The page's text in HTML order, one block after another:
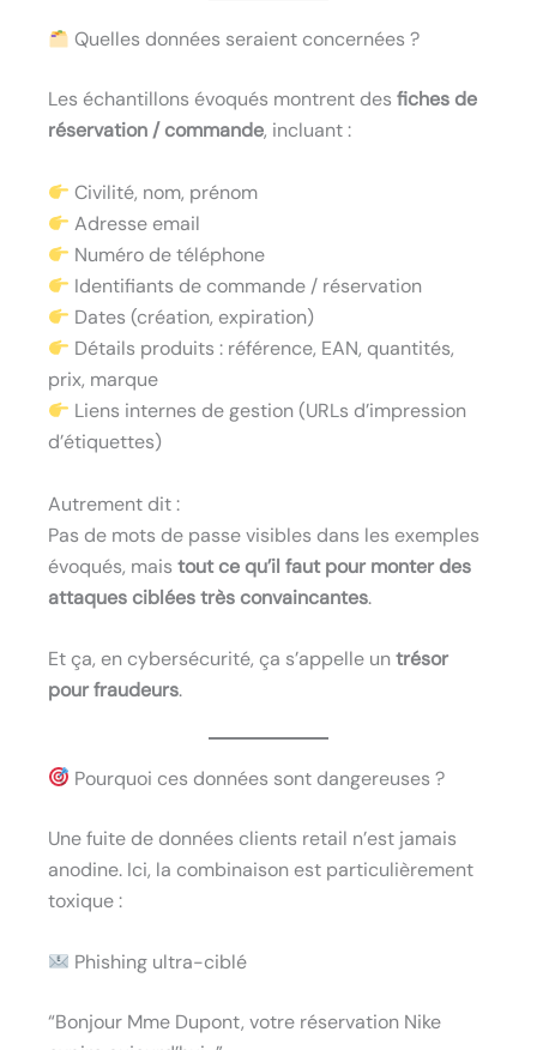
Quelles données seraient concernées ?
Les échantillons évoqués montrent des fiches de
réservation / commande, incluant :
Civilité, nom, prénom
Adresse email
Numéro de téléphone
Identifiants de commande / réservation
Dates (création, expiration)
Détails produits : référence, EAN, quantités,
prix, marque
Liens internes de gestion (URLs d’impression
d’étiquettes)
Autrement dit :
Pas de mots de passe visibles dans les exemples
évoqués, mais tout ce qu’il faut pour monter des
attaques ciblées très convaincantes.
Et ça, en cybersécurité, ça s’appelle untrésor
pour fraudeurs.
Pourquoi ces données sont dangereuses ?
Une fuite de données clients retail n’est jamais
anodine. Ici, la combinaison est particulièrement
toxique :
Phishing ultra-ciblé
“Bonjour Mme Dupont, votre réservation Nike